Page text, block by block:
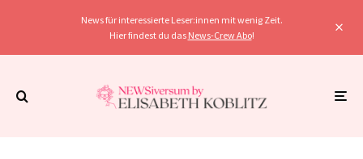
News für interessierte Leser:innen mit wenig Zeit.
Hier findest du das News-Crew Abo!